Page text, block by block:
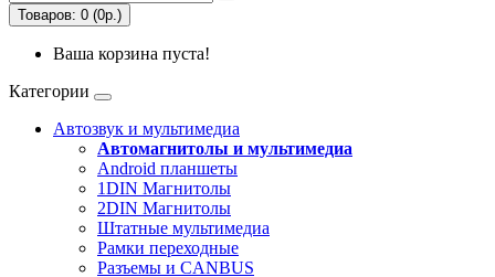
Товаров: 0 (0р.)
Ваша корзина пуста!
Категории
Автозвук и мультимедиа
Автомагнитолы и мультимедиа
Android планшеты
1DIN Магнитолы
2DIN Магнитолы
Штатные мультимедиа
Рамки переходные
Разъемы и CANBUS